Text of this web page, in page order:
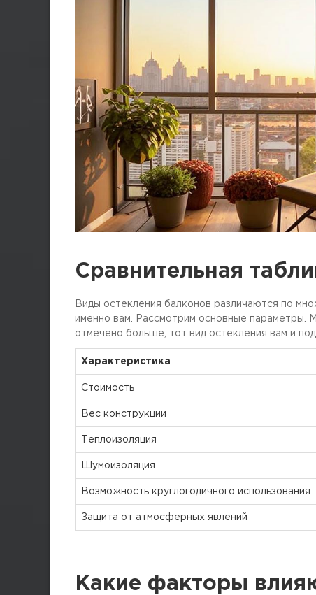
Сравнительная
Виды остекления балконов различаются по
именно вам. Рассмотрим основные параметры.
отмечено больше, тот вид остекления вам и
Характеристика
Стоимость
Вес конструкции
Теплоизоляция
Шумоизоляция
Возможность круглогодичного использования
Защита от атмосферных явлений
Какие факторы